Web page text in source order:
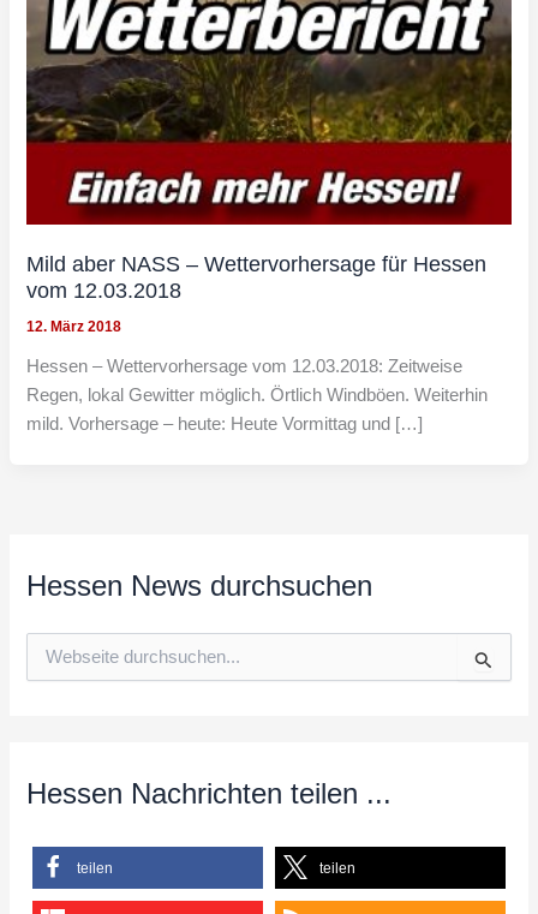
Mild aber NASS – Wettervorhersage für Hessen
vom 12.03.2018
12. März 2018
Hessen – Wettervorhersage vom 12.03.2018: Zeitweise
Regen, lokal Gewitter möglich. Örtlich Windböen. Weiterhin
mild. Vorhersage – heute: Heute Vormittag und […]
Hessen News durchsuchen
nHessen Nachrichten teilen ...
teilen teilen